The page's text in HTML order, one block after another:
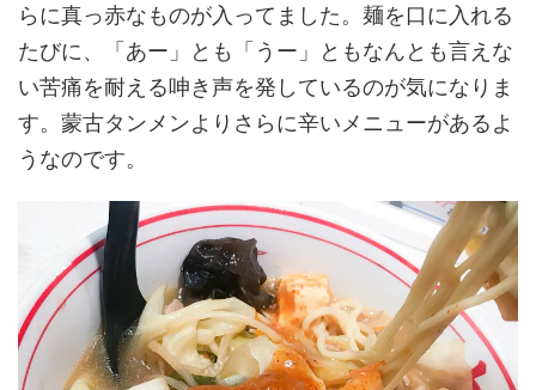
らに真っ赤なものが入ってました。麺を口に入れる
たびに、「あー」とも「うー」ともなんとも言えな
い苦痛を耐える呻き声を発しているのが気になりま
す。蒙古タンメンよりさらに辛いメニューがあるよ
うなのです。